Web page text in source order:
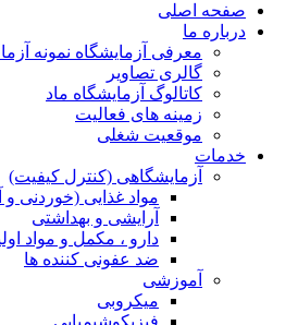
صفحه اصلی
درباره ما
معرفی آزمایشگاه نمونه
گالری تصاویر
کاتالوگ آزمایشگاه ماد
زمینه های فعالیت
موقعیت شغلی
خدمات
آزمایشگاهی (کنترل کیفیت)
مواد غذایی (خوردنی و
آرایشی و بهداشتی
دارو ، مکمل و مواد
ضد عفونی کننده ها
آموزشی
میکروبی